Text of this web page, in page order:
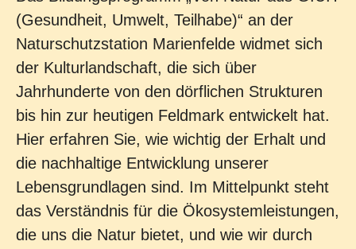
(Gesundheit, Umwelt, Teilhabe)“ an der
Naturschutzstation Marienfelde widmet sich
der Kulturlandschaft, die sich über
Jahrhunderte von den dörflichen Strukturen
bis hin zur heutigen Feldmark entwickelt hat.
Hier erfahren Sie, wie wichtig der Erhalt und
die nachhaltige Entwicklung unserer
Lebensgrundlagen sind. Im Mittelpunkt steht
das Verständnis für die Ökosystemleistungen,
die uns die Natur bietet, und wie wir durch